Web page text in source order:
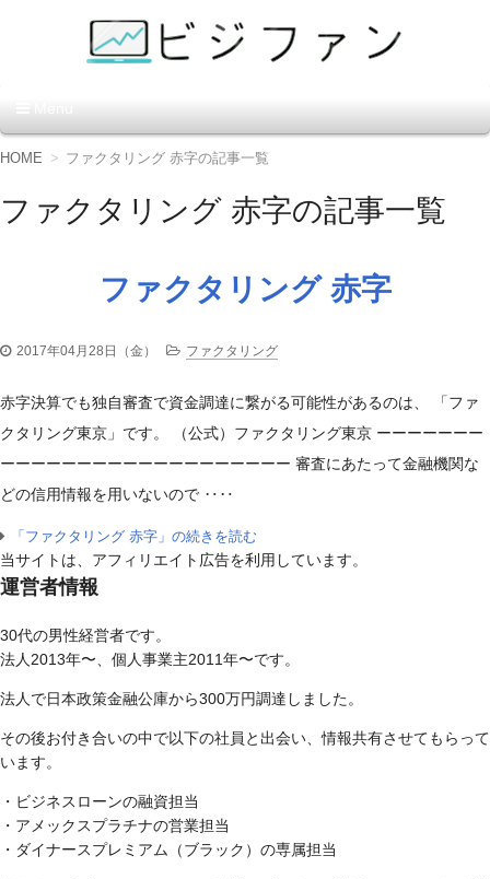
ン】
コ
テ
ン
HOME ファクタリング 赤字の記事一覧
ファクタリング 赤字の記事一覧
ファクタリング 赤字
2017年04月28日（金） ファクタリング
赤字決算でも独自審査で資金調達に繋がる可能性があるのは、 「ファ
クタリング東京」です。 （公式）ファクタリング東京 ーーーーーーー
ーーーーーーーーーーーーーーーーーーー 審査にあたって金融機関な
どの信用情報を用いないので ‥‥
「ファクタリング 赤字」の続きを読む
当サイトは、アフィリエイト広告を利用しています。
運営者情報
30代の男性経営者です。
法人2013年〜、個人事業主2011年〜です。
法人で日本政策金融公庫から300万円調達しました。
その後お付き合いの中で以下の社員と出会い、情報共有させてもらって
います。
・ビジネスローンの融資担当
・アメックスプラチナの営業担当
・ダイナースプレミアム（ブラック）の専属担当